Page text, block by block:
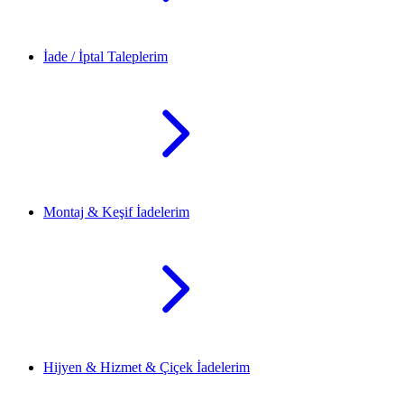
İade / İptal Taleplerim
Montaj & Keşif İadelerim
Hijyen & Hizmet & Çiçek İadelerim